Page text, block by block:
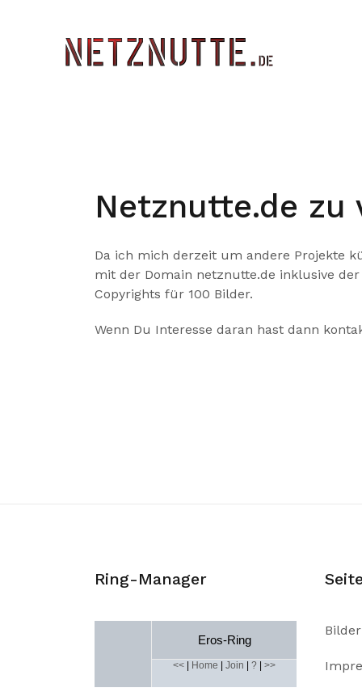
Netznutte.de zu
Da ich mich derzeit um andere Projekte
mit der Domain netznutte.de inklusive
Copyrights für 100 Bilder.
Wenn Du Interesse daran hast dann
Ring-Manager
Eros-Ring
<< | Home | Join | ? | >>
Bilder